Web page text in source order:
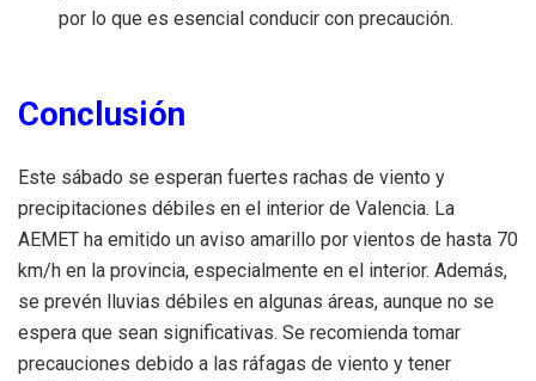
por lo que es esencial conducir con precaución.
Conclusión
Este sábado se esperan fuertes rachas de viento y
precipitaciones débiles en el interior de Valencia. La
AEMET ha emitido un aviso amarillo por vientos de hasta 70
km/h en la provincia, especialmente en el interior. Además,
se prevén lluvias débiles en algunas áreas, aunque no se
espera que sean significativas. Se recomienda tomar
precauciones debido a las ráfagas de viento y tener